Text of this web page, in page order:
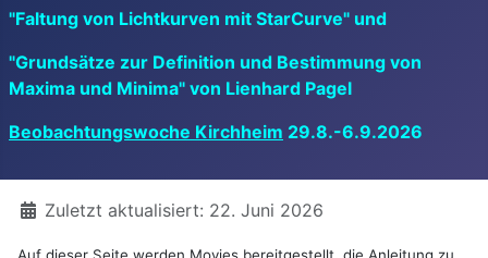
"Faltung von Lichtkurven mit StarCurve" und
"Grundsätze zur Definition und Bestimmung von
Maxima und Minima" von Lienhard Pagel
Beobachtungswoche Kirchheim 29.8.-6.9.2026
DetailsZuletzt aktualisiert: 22. Juni 2026